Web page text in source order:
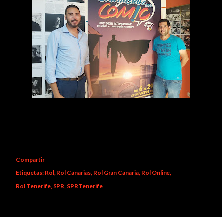
Compartir
Etiquetas: Rol Rol Canarias Rol Gran Canaria Rol Online
Rol Tenerife SPR SPRTenerife